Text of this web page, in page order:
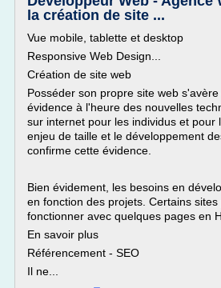
la création de site ...
Vue mobile, tablette et desktop
Responsive Web Design...
Création de site web
Posséder son propre site web
évidence à l'heure des nouvelles
sur internet pour les individus et pour
enjeu de taille et le développement
confirme cette évidence.
Bien évidement, les besoins en
en fonction des projets. Certains
fonctionner avec quelques pages en
En savoir plus
Référencement - SEO
Il ne...